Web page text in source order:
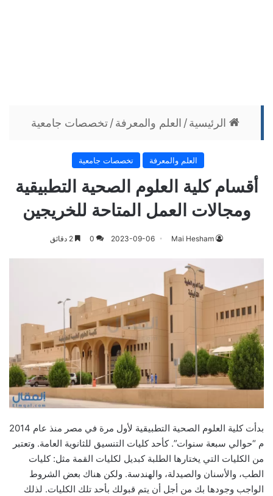
الرئيسية / العلم والمعرفة / تخصصات جامعية
العلم والمعرفة تخصصات جامعية
أقسام كلية العلوم الصحية التطبيقية
ومجالات العمل المتاحة للخريجين
Mai Hesham
2023-09-06
0
بدأت كلية العلوم الصحية التطبيقية لأول مرة في مصر منذ عام 2014
م “حوالي سبعة سنوات”. كأحد كليات التنسيق للثانوية العامة. وتعتبر
من الكليات التي يختارها الطلبة كبديل لكليات القمة مثل: كليات
الطب، والأسنان والصيدلة، والهندسة. ولكن هناك بعض الشروط
الواجب وجودها بك من أجل أن يتم قبولك بأحد تلك الكليات. لذلك